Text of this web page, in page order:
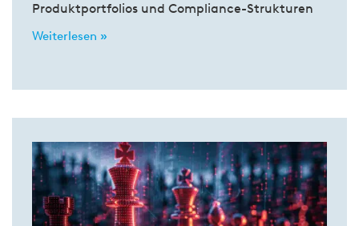
Produktportfolios und Compliance-Strukturen
Weiterlesen »